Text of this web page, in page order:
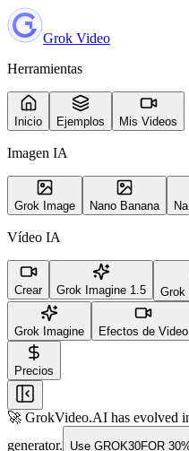
Grok Video
Herramientas
Inicio Ejemplos Mis Videos
Imagen IA
Grok Image Nano Banana
Vídeo IA
Crear Grok Imagine 1.5 Grok
Grok Imagine Efectos de Video
Precios
🚀 GrokVideo.AI has evolved
generator.
Use GROK30FOR